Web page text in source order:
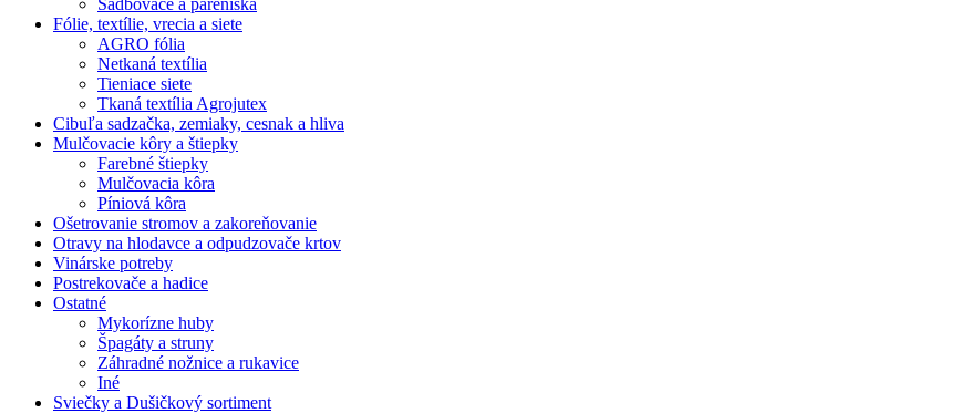
Sadbovače a pareniská
Fólie, textílie, vrecia a siete
AGRO fólia
Netkaná textília
Tieniace siete
Tkaná textília Agrojutex
Cibuľa sadzačka, zemiaky, cesnak a hliva
Mulčovacie kôry a štiepky
Farebné štiepky
Mulčovacia kôra
Píniová kôra
Ošetrovanie stromov a zakoreňovanie
Otravy na hlodavce a odpudzovače krtov
Vinárske potreby
Postrekovače a hadice
Ostatné
Mykorízne huby
Špagáty a struny
Záhradné nožnice a rukavice
Iné
Sviečky a Dušičkový sortiment